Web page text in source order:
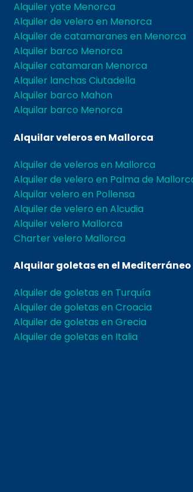
Alquiler yate Menorca
Alquiler de velero en Menorca
Alquiler de catamaranes en Menorca
Alquiler barco Menorca
Alquiler catamaran Menorca
Alquiler lanchas Ciutadella
Alquiler barco Mahon
Alquilar barco Menorca
Alquilar veleros en Mallorca
Alquiler de veleros en Mallorca
Alquiler de velero en Palma de
Alquilar velero en Pollensa
Alquiler de velero en Alcudia
Alquiler velero Mallorca
Charter velero Mallorca
Alquilar goletas en el Mediterráneo
Alquiler de goletas en Turquía
Alquiler de goletas en Croacia
Alquiler de goletas en Grecia
Alquiler de goletas en Italia